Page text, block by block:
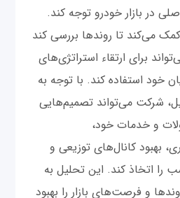
در بازار خودرو توجه کند.
می‌کند تا روندها بررسی کند
برای ارتقاء استراتژی‌های
خود استفاده کند. با توجه به
شرکت می‌تواند تصمیم‌هایی
و خدمات خود،
بهبود کانال‌های توزیعی و
را اتخاذ کند. این تحلیل به
و فرصت‌های بازار را بهبود